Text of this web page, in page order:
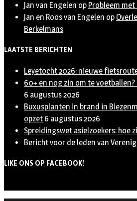
Jan van Engelen op Probleem
Jan en Roos van Engelen op
Berkelmans
LAATSTE BERICHTEN
Leyetocht 2026: nieuwe
60+ en nog zin om te
6 augustus 2026
Buxusplanten in brand in
opzet 6 augustus 2026
Spreidingswet asielzoekers: hoe
Bericht voor de leden van
LIKE ONS OP FACEBOOK!